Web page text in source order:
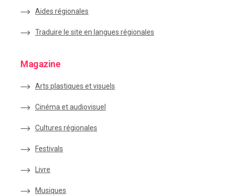
Aides régionales
Traduire le site en langues régionales
Magazine
Arts plastiques et visuels
Cinéma et audiovisuel
Cultures régionales
Festivals
Livre
Musiques